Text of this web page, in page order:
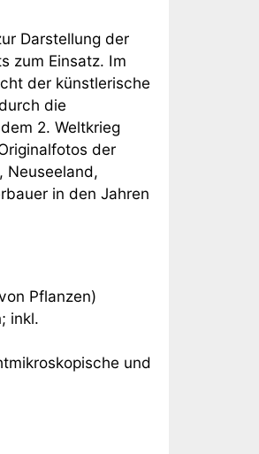
Darstellung der
zum Einsatz. Im
der künstlerische
die
2. Weltkrieg
der
Neuseeland,
in den Jahren
Pflanzen)
inkl.
und